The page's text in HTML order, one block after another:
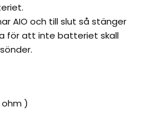
AIO och till slut så stänger
för att inte batteriet skall
)